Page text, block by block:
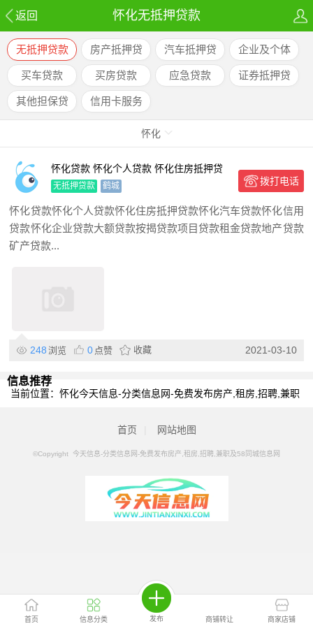
返回 怀化无抵押贷款
首页 信息分类 发布 商铺转让 商家店铺
无抵押贷款
房产抵押贷
款
汽车抵押贷
款
企业及个体
户贷款
买车贷款 买房贷款 应急贷款
证券抵押贷
其他担保贷
款
信用卡服务
怀化
怀化贷款 怀化个人贷款 怀化住房抵押贷
款 怀化汽车贷款 怀化
无抵押贷款 鹤城 拨打电话
怀化贷款怀化个人贷款怀化住房抵押贷款怀化汽车贷款怀化信用
贷款怀化企业贷款大额贷款按揭贷款项目贷款租金贷款地产贷款
矿产贷款...
248 浏览 0 点赞 收藏 2021-03-10
信息推荐
当前位置： 怀化今天信息-分类信息网-免费发布房产,租房,招聘,兼职
首页 网站地图
©Copyright 今天信息-分类信息网-免费发布房产,租房,招聘,兼职及58同城信息网